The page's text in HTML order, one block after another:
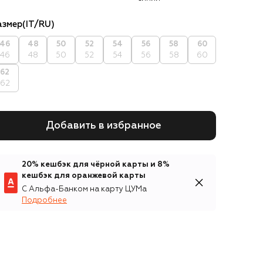
(IT/RU)
46
46
48
48
50
50
52
52
54
54
56
56
58
58
60
60
62
62
Добавить в избранное
20% кешбэк для чёрной карты и 8%
кешбэк для оранжевой карты
С Альфа-Банком на карту ЦУМа
Подробнее